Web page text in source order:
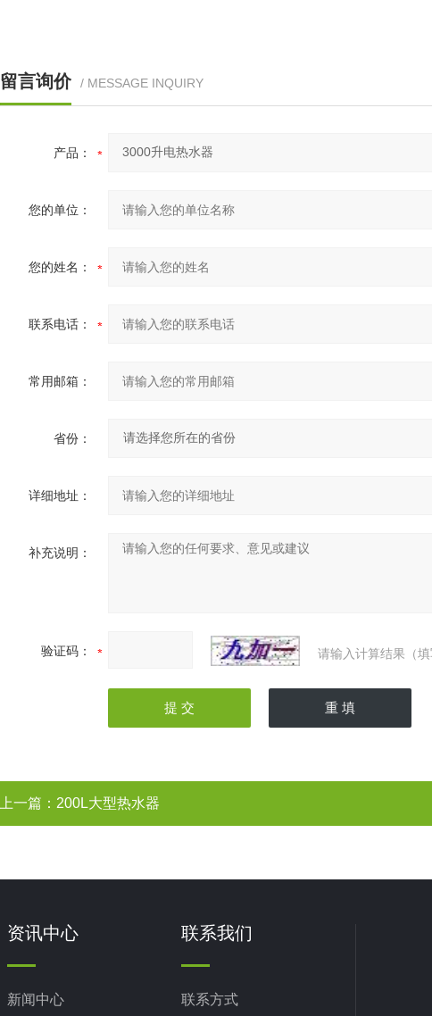
留言询价 / MESSAGE INQUIRY
产品：
您的单位：
您的姓名：
联系电话：
常用邮箱：
省份：
详细地址：
补充说明：
验证码： 请输入计算结果（
上一篇： 200L大型热水器
资讯中心
新闻中心
联系我们
联系方式